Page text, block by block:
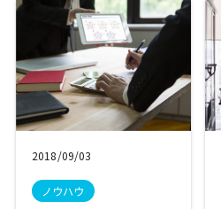
2018/09/03
ノウハウ